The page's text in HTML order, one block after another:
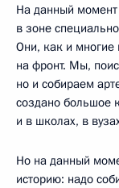
На данный момент
в зоне
Они, как и многие
на фронт. Мы,
но и собираем
создано большое
и в школах, в
Но на данный
историю: надо